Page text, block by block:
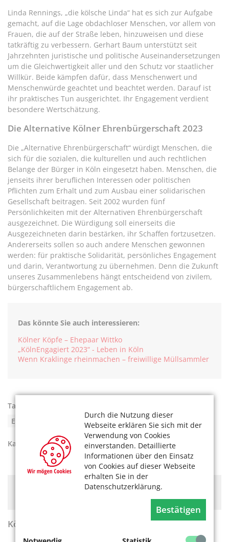
Durch die Nutzung dieser
Webseite erklären Sie sich mit der
Verwendung von Cookies
einverstanden. Detaillierte
Informationen über den Einsatz
von Cookies auf dieser Webseite
erhalten Sie in der
Datenschutzerklärung.
Bestätigen
Linda Rennings, „die kölsche Linda“ hat es sich zur Aufgabe
gemacht, auf die Lage obdachloser Menschen, vor allem von
Frauen, die auf der Straße leben, hinzuweisen und diese
tatkräftig zu verbessern. Gerhart Baum unterstützt seit
Jahrzehnten juristische und politische Auseinandersetzungen
um die Gleichwertigkeit aller und den Schutz vor staatlicher
Willkür. Beide kämpfen dafür, dass Menschenwert und
Menschenwürde geachtet und beachtet werden. Darauf ist
ihr praktisches Tun ausgerichtet. Ihr Engagement verdient
besondere Wertschätzung.
Die Alternative Kölner Ehrenbürgerschaft 2023
Die „Alternative Ehrenbürgerschaft“ würdigt Menschen, die
sich für die sozialen, die kulturellen und auch rechtlichen
Belange der Bürger in Köln eingesetzt haben. Menschen, die
jenseits ihrer beruflichen Interessen oder politischen
Pflichten zum Erhalt und zum Ausbau einer solidarischen
Gesellschaft beitragen. Seit 2002 wurden fünf
Persönlichkeiten mit der Alternativen Ehrenbürgerschaft
ausgezeichnet. Die Würdigung soll einerseits die
Ausgezeichneten darin bestärken, ihr Schaffen fortzusetzen.
Andererseits sollen so auch andere Menschen gewonnen
werden: für praktische Solidarität, persönliches Engagement
und darin, Verantwortung zu übernehmen. Denn die Zukunft
unseres Zusammenlebens hängt entscheidend von zivilem,
bürgerschaftlichem Engagement ab.
Das könnte Sie auch interessieren:
Kölner Köpfe – Ehepaar Wittko
„KölnEngagiert 2023“ - Leben in Köln
Wenn Kraklinge rheinmachen – freiwillige Müllsammler
Tags:
Ehrenamt und Freiwilligkeit
Kategorien: Aktiv werden
Hier könnte Werbung stehen, mit der wir uns
Cookie-Meldung.
KölnerLeben Sommer 2026